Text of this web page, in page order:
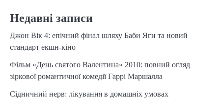
Недавні записи
Джон Вік 4: епічний фінал шляху Баби Яги та новий
стандарт екшн-кіно
Фільм «День святого Валентина» 2010: повний огляд
зіркової романтичної комедії Гаррі Маршалла
Сідничний нерв: лікування в домашніх умовах